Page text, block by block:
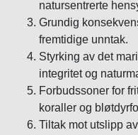
natursentrerte
Grundig
fremtidige unntak.
Styrking av det
integritet og
Forbudssoner for
koraller og
Tiltak mot utslipp